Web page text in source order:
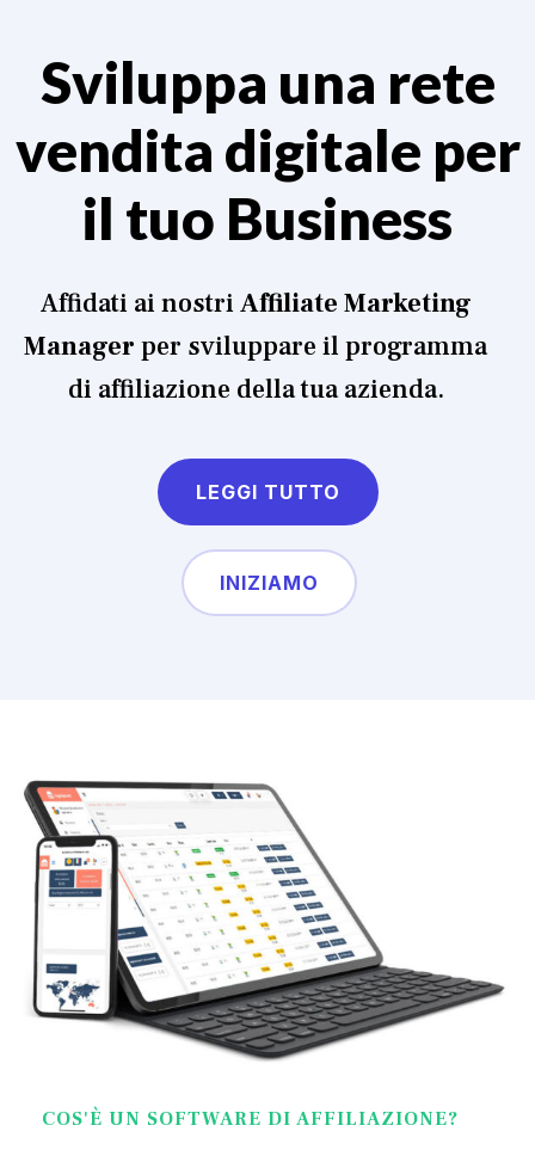
Sviluppa una rete
vendita digitale per
il tuo Business
Affidati ai nostri Affiliate Marketing
Manager per sviluppare il programma
di affiliazione della tua azienda.
LEGGI TUTTO
INIZIAMO
COS'È UN SOFTWARE DI AFFILIAZIONE?